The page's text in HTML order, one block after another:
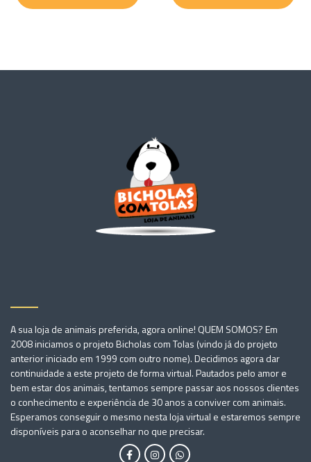
A sua loja de animais preferida, agora online! QUEM SOMOS? Em
2008 iniciamos o projeto Bicholas com Tolas (vindo já do projeto
anterior iniciado em 1999 com outro nome). Decidimos agora dar
continuidade a este projeto de forma virtual. Pautados pelo amor e
bem estar dos animais, tentamos sempre passar aos nossos clientes
o conhecimento e experiência de 30 anos a conviver com animais.
Esperamos conseguir o mesmo nesta loja virtual e estaremos sempre
disponíveis para o aconselhar no que precisar.